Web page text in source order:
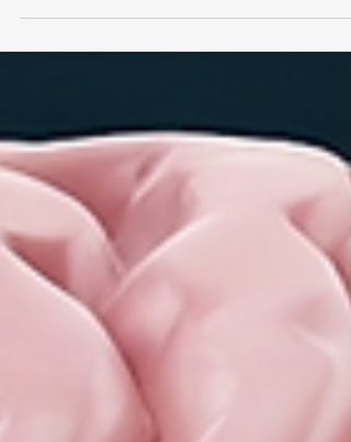
Treatment Yazarlar: Jennifer A.
kullanımına dair eleştirilere, güncel
bilimsel çalışmalara ve travma
tedavisine yönelik yenilikçi
yaklaşımlara dair hazırlanmış
aşağıdan ulaşabilirsiniz. Bu kitap,
dissosiyatif bozuklukların tedavisinde
Göz Hareketleriyle Duyarsızlaştırma
ve Yenide